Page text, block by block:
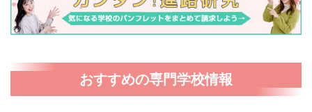
おすすめの専門学校情報